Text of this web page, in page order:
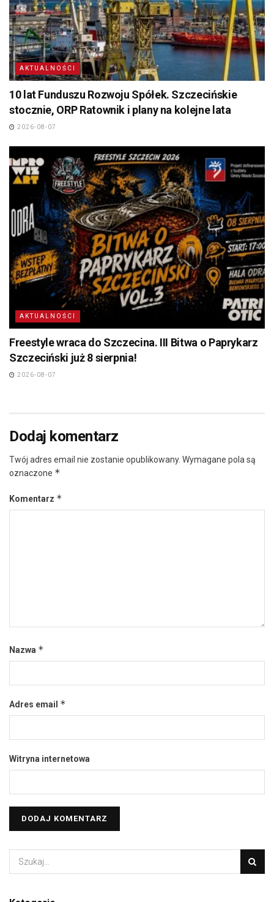
AKTUALNOŚCI
10 lat Funduszu Rozwoju Spółek. Szczecińskie
stocznie, ORP Ratownik i plany na kolejne lata
2026-08-07
AKTUALNOŚCI
Freestyle wraca do Szczecina. III Bitwa o Paprykarz
Szczeciński już 8 sierpnia!
2026-08-07
Dodaj komentarz
Twój adres email nie zostanie opublikowany. Wymagane pola są
oznaczone *
Komentarz *
Nazwa *
Adres email *
Witryna internetowa